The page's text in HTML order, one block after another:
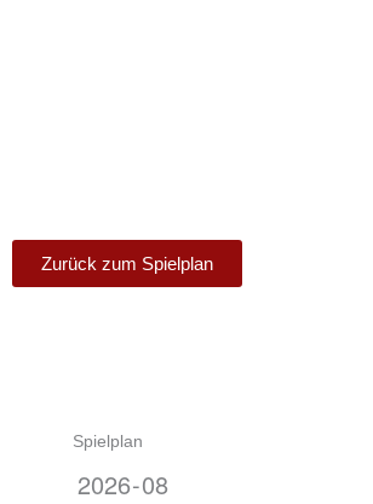
Zurück zum Spielplan
Spielplan